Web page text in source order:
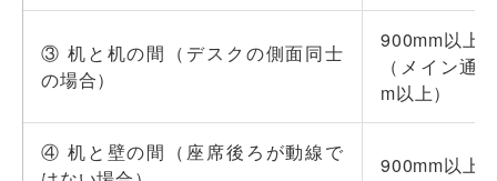
③ 机と机の間（デスクの側面同士
の場合）
900mm以上
（メイン通
m以上）
④ 机と壁の間（座席後ろが動線で
900mm以上